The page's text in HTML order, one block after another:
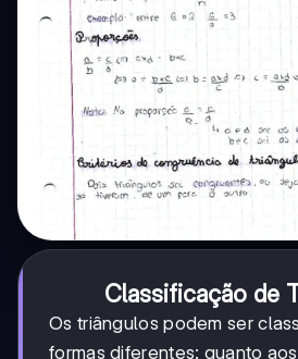
Classificação de
Os triângulos podem ser
formas diferentes: quanto